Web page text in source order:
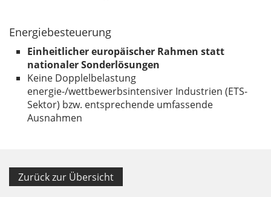
Energiebesteuerung
Einheitlicher europäischer Rahmen statt
nationaler Sonderlösungen
Keine Dopplelbelastung
energie-/wettbewerbsintensiver Industrien (ETS-
Sektor) bzw. entsprechende umfassende
Ausnahmen
Zurück zur Übersicht